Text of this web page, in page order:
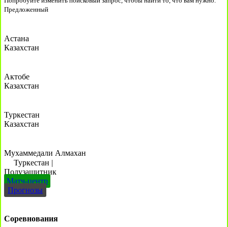
Предложенный
Астана
Казахстан
Актобе
Казахстан
Туркестан
Казахстан
Мухаммедали Алмахан
Туркестан |
Полузащитник
Матч-центр
Прогнозы
Соревнования